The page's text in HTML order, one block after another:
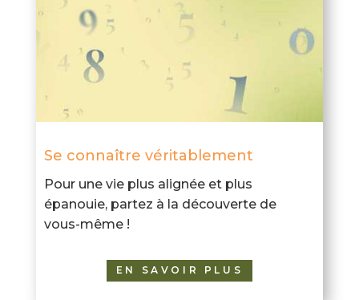
Se connaître véritablement
Pour une vie plus alignée et plus
épanouie, partez à la découverte de
vous-même !
EN SAVOIR PLUS